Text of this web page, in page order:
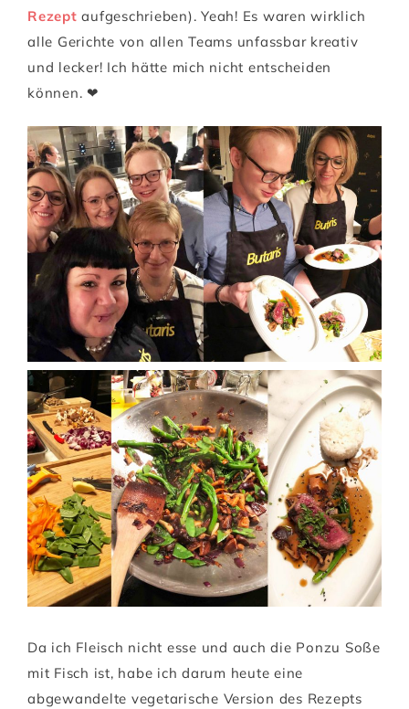
Rezept aufgeschrieben). Yeah! Es waren wirklich
alle Gerichte von allen Teams unfassbar kreativ
und lecker! Ich hätte mich nicht entscheiden
können. ❤
Da ich Fleisch nicht esse und auch die Ponzu Soße
mit Fisch ist, habe ich darum heute eine
abgewandelte vegetarische Version des Rezepts